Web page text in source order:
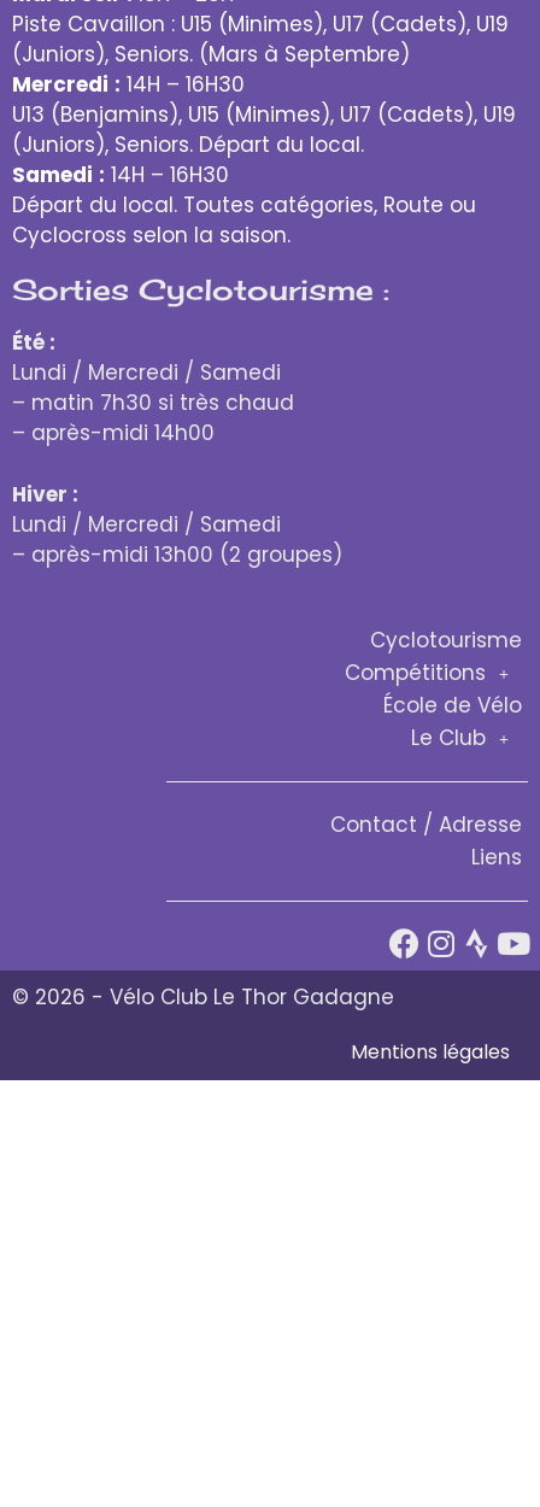
Piste Cavaillon : U15 (Minimes), U17 (Cadets), U19
(Juniors), Seniors. (Mars à Septembre)
Mercredi : 14H – 16H30
U13 (Benjamins), U15 (Minimes), U17 (Cadets), U19
(Juniors), Seniors. Départ du local.
Samedi : 14H – 16H30
Départ du local. Toutes catégories, Route ou
Cyclocross selon la saison.
Sorties Cyclotourisme :
Été :
Lundi / Mercredi / Samedi
– matin 7h30 si très chaud
– après-midi 14h00
Hiver :
Lundi / Mercredi / Samedi
– après-midi 13h00 (2 groupes)
Cyclotourisme
Compétitions
École de Vélo
Le Club
Contact / Adresse
Liens
© 2026 - Vélo Club Le Thor Gadagne
Mentions légales